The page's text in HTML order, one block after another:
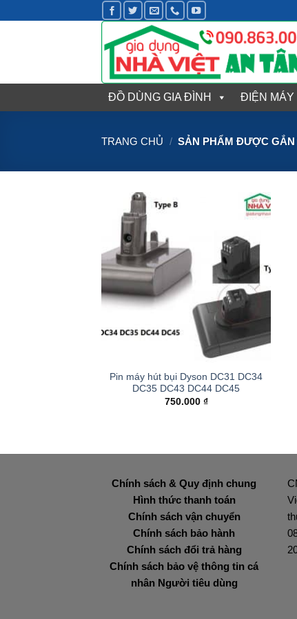
qua
ĐỒ DÙNG GIA ĐÌNH ĐIỆN MÁY
TRANG CHỦ / SẢN PHẨM ĐƯỢC GẮN
Pin máy hút bụi Dyson DC31 DC34
DC35 DC43 DC44 DC45
750.000 ₫
Chính sách & Quy định chung
Hình thức thanh toán
Chính sách vận chuyển
Chính sách bảo hành
Chính sách đổi trả hàng
Chính sách bảo vệ thông tin cá
nhân Người tiêu dùng